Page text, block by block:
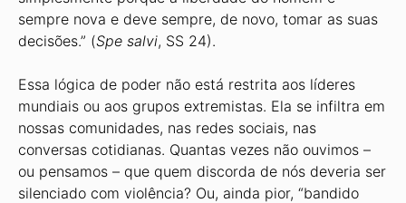
sempre nova e deve sempre, de novo, tomar as suas
decisões.” (Spe salvi, SS 24).
Essa lógica de poder não está restrita aos líderes
mundiais ou aos grupos extremistas. Ela se infiltra em
nossas comunidades, nas redes sociais, nas
conversas cotidianas. Quantas vezes não ouvimos –
ou pensamos – que quem discorda de nós deveria ser
silenciado com violência? Ou, ainda pior, “bandido